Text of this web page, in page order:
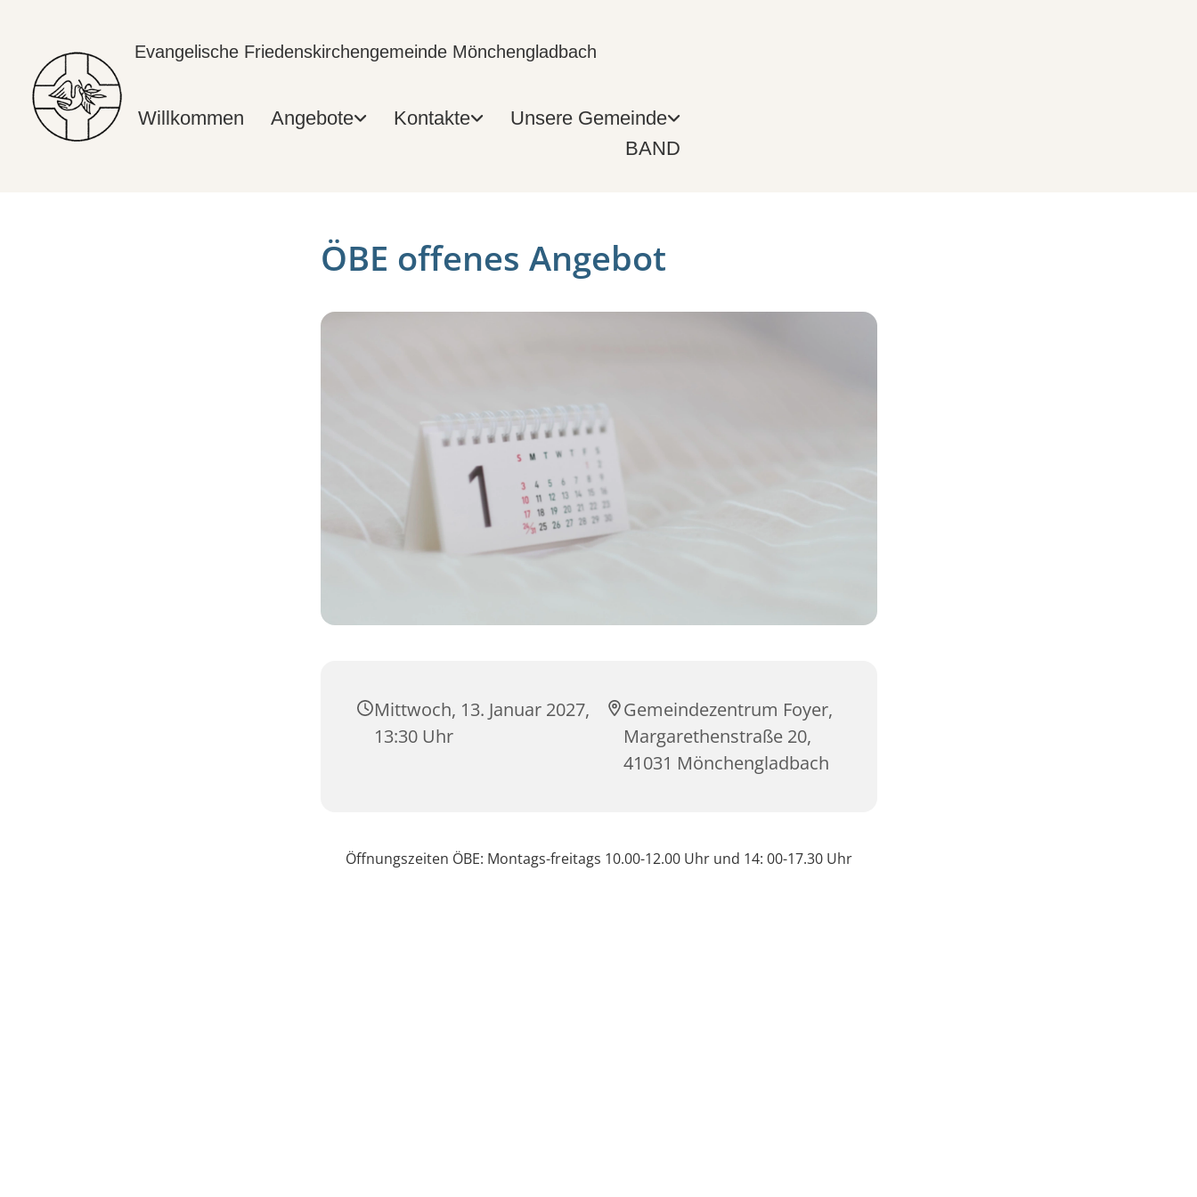
Evangelische Friedenskirchengemeinde Mönchengladbach
Willkommen Angebote Kontakte
Unsere Gemeinde
BAND
ÖBE offenes Angebot
Mittwoch, 13. Januar 2027,
13:30 Uhr
Gemeindezentrum Foyer,
Margarethenstraße 20,
41031 Mönchengladbach
Öffnungszeiten ÖBE: Montags-freitags 10.00-12.00 Uhr und 14: 00-17.30 Uhr